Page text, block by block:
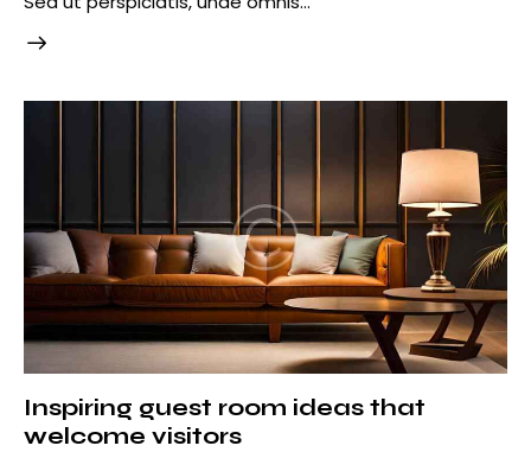
Inspiring guest room ideas that
welcome visitors